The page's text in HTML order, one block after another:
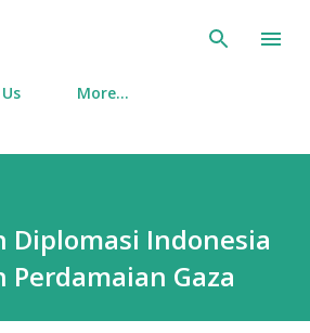
to main content
More…
Diplomasi Indonesia
Perdamaian Gaza